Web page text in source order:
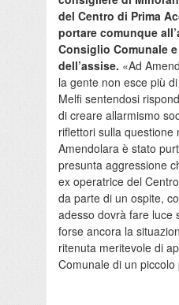
del Centro di Prima
portare comunque
Consiglio Comunale
dell’assise. «Ad
la gente non esce più
Melfi sentendosi
di creare allarmismo
riflettori sulla questione
Amendolara è stato
presunta aggressione
ex operatrice del
da parte di un ospite,
adesso dovrà fare luce
forse ancora la
ritenuta meritevole di
Comunale di un piccolo